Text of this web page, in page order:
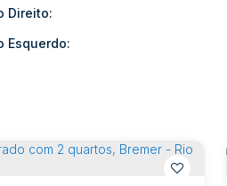
Direito:
Esquerdo: